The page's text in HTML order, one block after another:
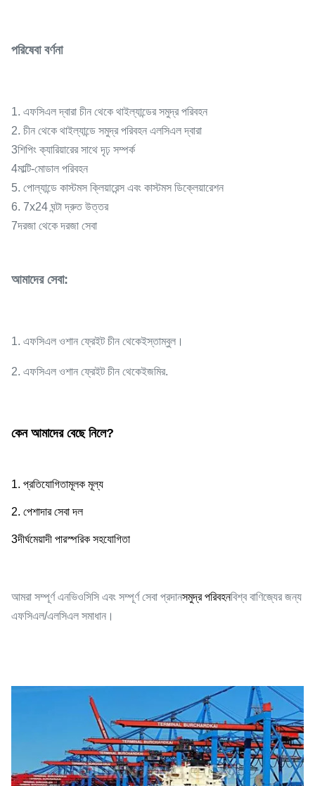
পরিষেবা বর্ণনা
1. এফসিএল দ্বারা চীন থেকে থাইল্যান্ডের সমুদ্র পরিবহন
2. চীন থেকে থাইল্যান্ডে সমুদ্র পরিবহন এলসিএল দ্বারা
3শিপিং ক্যারিয়ারের সাথে দৃঢ় সম্পর্ক
4মাল্টি-মোডাল পরিবহন
5. পোল্যান্ডে কাস্টমস ক্লিয়ারেন্স এবং কাস্টমস ডিক্লেয়ারেশন
6. 7x24 ঘন্টা দ্রুত উত্তর
7দরজা থেকে দরজা সেবা
আমাদের সেবা:
1. এফসিএল ওশান ফ্রেইট চীন থেকেইস্তাম্বুল।
2. এফসিএল ওশান ফ্রেইট চীন থেকেইজমির.
কেন আমাদের বেছে নিলে?
1. প্রতিযোগিতামূলক মূল্য
2. পেশাদার সেবা দল
3দীর্ঘমেয়াদী পারস্পরিক সহযোগিতা
আমরা সম্পূর্ণ এনভিওসিসি এবং সম্পূর্ণ সেবা প্রদানসমুদ্র পরিবহনবিশ্ব বাণিজ্যের জন্য
এফসিএল/এলসিএল সমাধান।